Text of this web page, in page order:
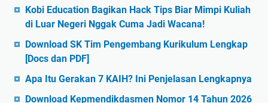
Kobi Education Bagikan Hack Tips Biar Mimpi Kuliah
di Luar Negeri Nggak Cuma Jadi Wacana!
Download SK Tim Pengembang Kurikulum Lengkap
[Docs dan PDF]
Apa Itu Gerakan 7 KAIH? Ini Penjelasan Lengkapnya
Download Kepmendikdasmen Nomor 14 Tahun 2026